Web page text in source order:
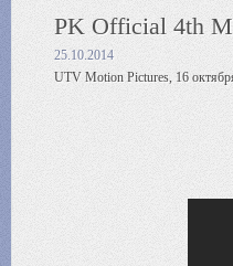
PK Official 4th
25.10.2014
UTV Motion Pictures, 16